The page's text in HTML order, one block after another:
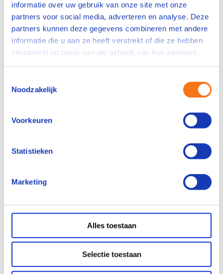
informatie over uw gebruik van onze site met onze
partners voor social media, adverteren en analyse. Deze
partners kunnen deze gegevens combineren met andere
informatie die u aan ze heeft verstrekt of die ze hebben
verzameld op basis van uw gebruik van hun services.
Noodzakelijk
Voorkeuren
Statistieken
Marketing
Alles toestaan
Selectie toestaan
Vraag de training aan
Wat is NEN 3140?
Hoe ziet de training eruit?
Voor wie is deze training geschikt?
Praktische informatie
Waarom veiligheidstrainingen
Bewustwording: Focus op veiligheid en
risicobeheersing, zodat je veiliger werkt.
Praktijkgericht: Onze training is ontworpen om